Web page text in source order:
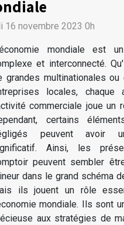
16 novembre 2023 0h
mondiale est
et interconnecté.
grandes multinationales
locales, chaque
commerciale joue un
certains
peuvent avoir
Ainsi, les
peuvent sembler
dans le grand schéma
ils jouent un rôle
mondiale. Ils sont
aux stratégies de